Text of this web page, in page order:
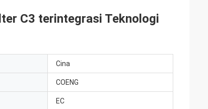
C3 terintegrasi Teknologi
Cina
COENG
EC